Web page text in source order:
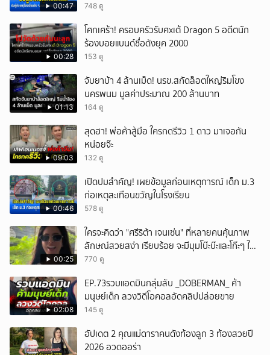
00:47 748 ดู
00:28
โศกเศร้า! ครอบครัวรับศxเต้ Dragon 5 อดีตนัก
ร้องบอยแบนด์ชื่อดังยุค 2000
153 ดู
01:13
จับยาบ้า 4 ล้านเม็ด! นรข.สกัดล็อตใหญ่ริมโขง
นครพนม มูลค่าประมาณ 200 ล้านบาท
164 ดู
09:03
สุดฮา! พ่อค้าสู้มือ ใครกดรีวิว 1 ดาว มาเจอกัน
หน่อยจ๊ะ
132 ดู
00:46
เปิดปมสำคัญ! เผยข้อมูลก่อนเหตุการณ์ เด็ก ม.3
ก่อเหตุสะเทือนขวัญในโรงเรียน
578 ดู
00:25
ใครจะคิดว่า "ศรีริต้า เจนเซ่น" ที่หลายคนคุ้นภาพ
ลักษณ์สวยสง่า เรียบร้อย จะมีมุมโบ๊ะบ๊ะและโก๊ะๆ ให้
ได้อมยิ้มเหมือนกัน งานนี้ทำเอาแฟนๆ ทั้งเอ็นดูทั้ง
770 ดู
02:08
EP.73รวบแอดมินกลุ่มลับ _DOBERMAN_ ค้า
มนุษย์เด็ก ลวงวิดีโอคอลอัดคลิปปล่อยขาย
145 ดู
อัปเดต 2 คุณแม่ดาราคนดังท้องลูก 3 ท้องสวยปี
2026 อวดออร่า